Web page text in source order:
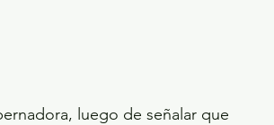
luego de señalar que